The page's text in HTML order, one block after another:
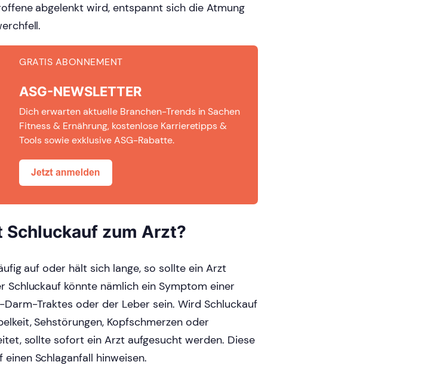
abgelenkt wird, entspannt sich die Atmung
GRATIS ABONNEMENT
ASG-NEWSLETTER
Dich erwarten aktuelle Branchen-Trends in Sachen
Fitness & Ernährung, kostenlose Karrieretipps &
Tools sowie exklusive ASG-Rabatte.
Schluckauf zum Arzt?
auf oder hält sich lange, so sollte ein Arzt
Schluckauf könnte nämlich ein Symptom einer
Darm-Traktes oder der Leber sein. Wird Schluckauf
Sehstörungen, Kopfschmerzen oder
sollte sofort ein Arzt aufgesucht werden. Diese
Schlaganfall hinweisen.